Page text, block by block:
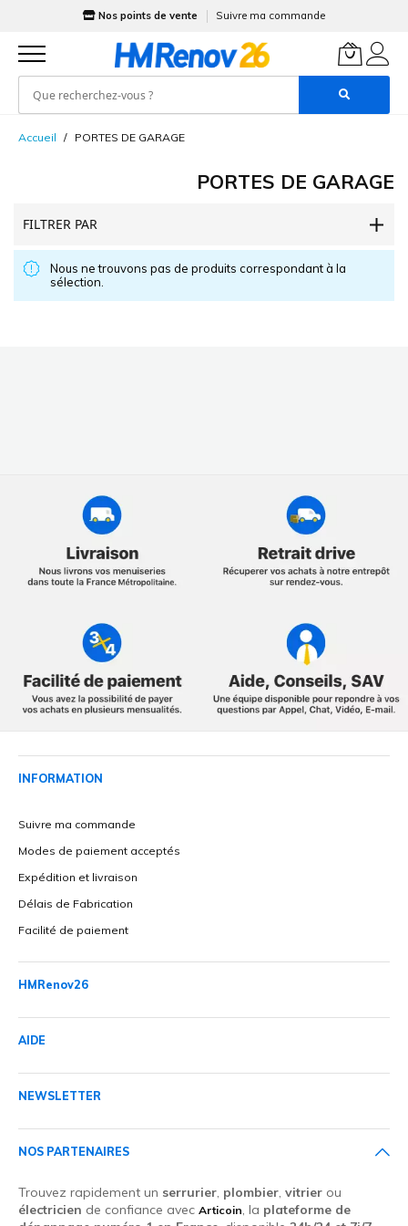
Nos points de vente Suivre ma commande
Accueil PORTES DE GARAGE
PORTES DE GARAGE
FILTRER PAR
Nous ne trouvons pas de produits correspondant à la
sélection.
INFORMATION
Suivre ma commande
Modes de paiement acceptés
Expédition et livraison
Délais de Fabrication
Facilité de paiement
HMRenov26
AIDE
NEWSLETTER
NOS PARTENAIRES
Trouvez rapidement un serrurier, plombier, vitrier ou
électricien de confiance avec Articoin, la plateforme de